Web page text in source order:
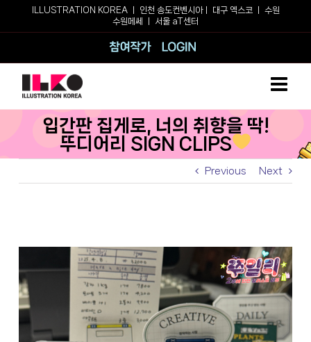
ILLUSTRATION KOREA ㅣ 인천 송도컨벤시아ㅣ 대구 엑스코
수원
수원메쎄
서울 aT센터
참여작가
입간판 집게로, 너의 취향을 딱!
뚜디어리 SIGN CLIPS
Previous Next